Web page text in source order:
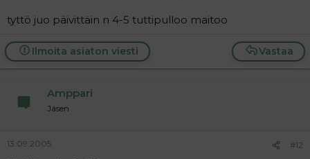
tyttö juo päivittäin n 4-5 tuttipulloo maitoo
Vastaa
Ilmoita asiaton viesti
Amppari
Jäsen
13.09.2005 #12